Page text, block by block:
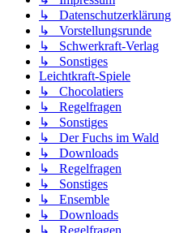
↳ Datenschutzerklärung
↳ Vorstellungsrunde
↳ Schwerkraft-Verlag
↳ Sonstiges
Leichtkraft-Spiele
↳ Chocolatiers
↳ Regelfragen
↳ Sonstiges
↳ Der Fuchs im Wald
↳ Downloads
↳ Regelfragen
↳ Sonstiges
↳ Ensemble
↳ Downloads